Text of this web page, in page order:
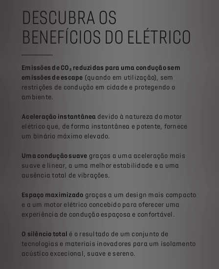
DESCUBRA OS
BENEFÍCIOS DO ELÉTRICO
Emissões de CO₂ reduzidas para uma condução sem
emissões de escape (quando em utilização), sem
restrições de condução em cidade e protegendo o
ambiente.
Aceleração instantânea devido à natureza do motor
elétrico que, de forma instantânea e potente, fornece
um binário máximo elevado.
Uma condução suave graças a uma aceleração mais
suave e linear, a uma melhor estabilidade e a uma
ausência total de vibrações.
Espaço maximizado graças a um design mais compacto
e a um motor elétrico concebido para oferecer uma
experiência de condução espaçosa e confortável.
O silêncio total é o resultado de um conjunto de
tecnologias e materiais inovadores para um isolamento
acústico excecional, suave e sereno.